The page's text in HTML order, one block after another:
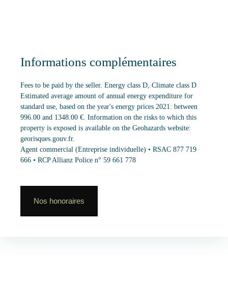
Informations complémentaires
Fees to be paid by the seller. Energy class D, Climate class D
Estimated average amount of annual energy expenditure for
standard use, based on the year's energy prices 2021: between
996.00 and 1348.00 €. Information on the risks to which this
property is exposed is available on the Geohazards website:
georisques.gouv.fr.
Agent commercial (Entreprise individuelle) • RSAC 877 719
666 • RCP Allianz Police n° 59 661 778
Nos honoraires